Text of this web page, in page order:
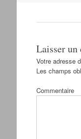
Laisser
Votre adresse
Les champs
Commentaire